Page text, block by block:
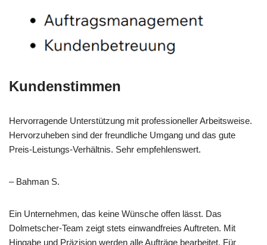
Kundenstimmen
Hervorragende Unterstützung mit professioneller Arbeitsweise.
Hervorzuheben sind der freundliche Umgang und das gute
Preis-Leistungs-Verhältnis. Sehr empfehlenswert.
– Bahman S.
Ein Unternehmen, das keine Wünsche offen lässt. Das
Dolmetscher-Team zeigt stets einwandfreies Auftreten. Mit
Hingabe und Präzision werden alle Aufträge bearbeitet. Für